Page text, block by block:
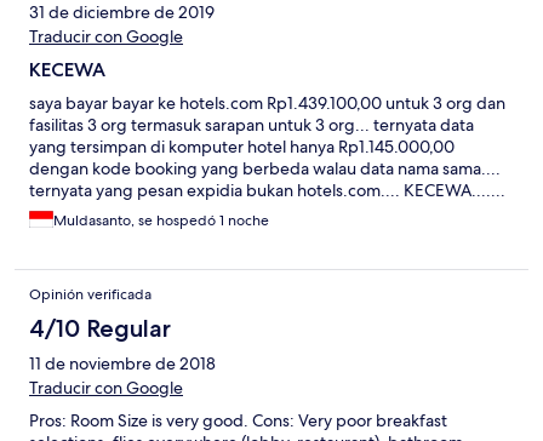
31 de diciembre de 2019
Traducir con Google
KECEWA
saya bayar bayar ke hotels.com Rp1.439.100,00 untuk 3 org dan
fasilitas 3 org termasuk sarapan untuk 3 org... ternyata data
yang tersimpan di komputer hotel hanya Rp1.145.000,00
dengan kode booking yang berbeda walau data nama sama....
ternyata yang pesan expidia bukan hotels.com.... KECEWA.......
Muldasanto, se hospedó 1 noche
Opinión verificada
4/10 Regular
11 de noviembre de 2018
Traducir con Google
Pros: Room Size is very good. Cons: Very poor breakfast